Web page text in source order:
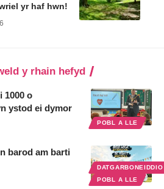
yr haf hwn!
y rhain hefyd
POBL A LLE
1000 o
ystod ei dymor
POBL A LLE
barod am barti